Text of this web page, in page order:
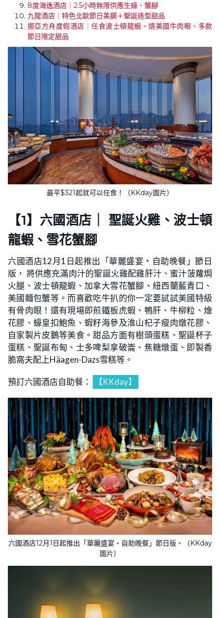
8度海逸酒店｜2.5小時無限供應生蠔、蟹腳
九龍酒店｜特色北歐節日美饌＋聖誕造型甜品
挪亞方舟度假酒店｜任食波士頓龍蝦、燒美國牛肉眼、多款
節日限定甜品
最平$321起就可以任食！（KKday圖片）
【1】六國酒店｜ 聖誕火雞、波士頓
龍蝦、雪花蟹腳
六國酒店12月1日起推出「華麗盛宴‧自助晚餐」節日
版， 將供應充滿肉汁的聖誕火雞配雞肝汁、蜜汁菠蘿焗
火腿、波士頓龍蝦、加拿大雪花蟹腳、紐西蘭藍青口、
美國麵包蟹等。而喜歡吃牛扒的你一定要試試美國特級
有骨肉眼！還有現場即煎鐵板虎蝦、鴨肝、牛柳粒、燴
花膠、蠔皇扣鮑魚、蝦籽海參及淮山杞子瘦肉燉花膠、
自家製片皮鵝等美食。甜品方面有樹頭蛋糕、聖誕杯子
蛋糕、聖誕布甸、士多啤梨拿破崙、焦糖燉蛋、即製香
脆窩夫配上Häagen-Dazs雪糕等。
預訂六國酒店自助餐： 【KKday】
六國酒店12月1日起推出「華麗盛宴‧自助晚餐」節日版。（KKday
圖片）